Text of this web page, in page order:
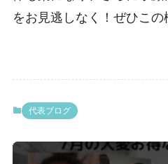
をお見逃しなく！ぜひこの
代表ブログ